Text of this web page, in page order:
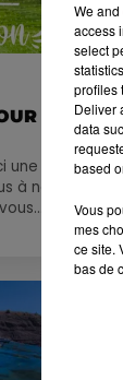
une
à ne
6
We and
access
select
profiles
Deliver
data
based
Vous
mes
ce site.
bas de